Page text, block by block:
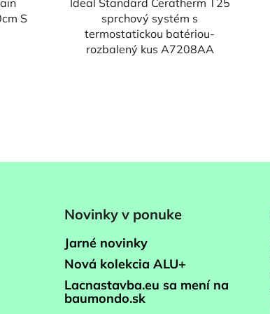
S
sprchový systém s
termostatickou batériou-
rozbalený kus A7208AA
Novinky v ponuke
Jarné novinky
Nová kolekcia ALU+
Lacnastavba.eu sa mení na
baumondo.sk